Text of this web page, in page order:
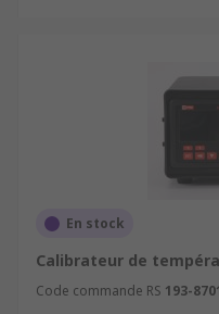
En stock
Calibrateur de
Code commande RS 193-